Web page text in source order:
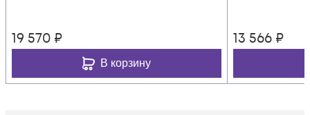
19 570 ₽
В корзину
13 566 ₽